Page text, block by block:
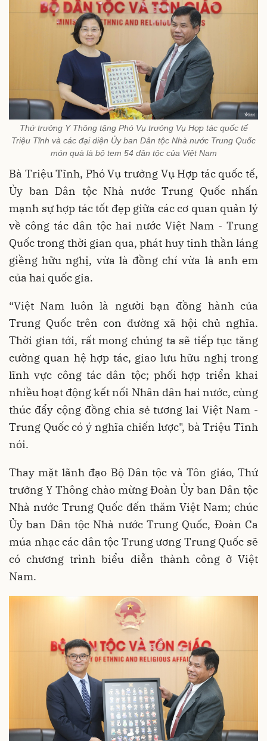
Thứ trưởng Y Thông tặng Phó Vụ trưởng Vụ Hợp tác quốc tế
Triệu Tĩnh và các đại diện Ủy ban Dân tộc Nhà nước Trung Quốc
món quà là bộ tem 54 dân tộc của Việt Nam
Bà Triệu Tĩnh, Phó Vụ trưởng Vụ Hợp tác quốc tế,
Ủy ban Dân tộc Nhà nước Trung Quốc nhấn
mạnh sự hợp tác tốt đẹp giữa các cơ quan quản lý
về công tác dân tộc hai nước Việt Nam - Trung
Quốc trong thời gian qua, phát huy tinh thần láng
giềng hữu nghị, vừa là đồng chí vừa là anh em
của hai quốc gia.
“Việt Nam luôn là người bạn đồng hành của
Trung Quốc trên con đường xã hội chủ nghĩa.
Thời gian tới, rất mong chúng ta sẽ tiếp tục tăng
cường quan hệ hợp tác, giao lưu hữu nghị trong
lĩnh vực công tác dân tộc; phối hợp triển khai
nhiều hoạt động kết nối Nhân dân hai nước, cùng
thúc đẩy cộng đồng chia sẻ tương lai Việt Nam -
Trung Quốc có ý nghĩa chiến lược", bà Triệu Tĩnh
nói.
Thay mặt lãnh đạo Bộ Dân tộc và Tôn giáo, Thứ
trưởng Y Thông chào mừng Đoàn Ủy ban Dân tộc
Nhà nước Trung Quốc đến thăm Việt Nam; chúc
Ủy ban Dân tộc Nhà nước Trung Quốc, Đoàn Ca
múa nhạc các dân tộc Trung ương Trung Quốc sẽ
có chương trình biểu diễn thành công ở Việt
Nam.